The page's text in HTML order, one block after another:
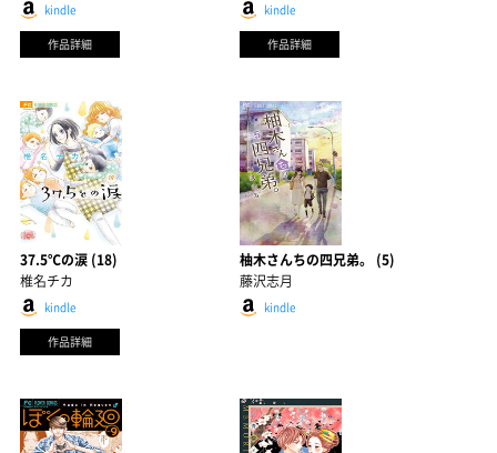
kindle
作品詳細
kindle
作品詳細
37.5℃の涙 (18)
椎名チカ
kindle
作品詳細
柚木さんちの四兄弟。 (5)
藤沢志月
kindle